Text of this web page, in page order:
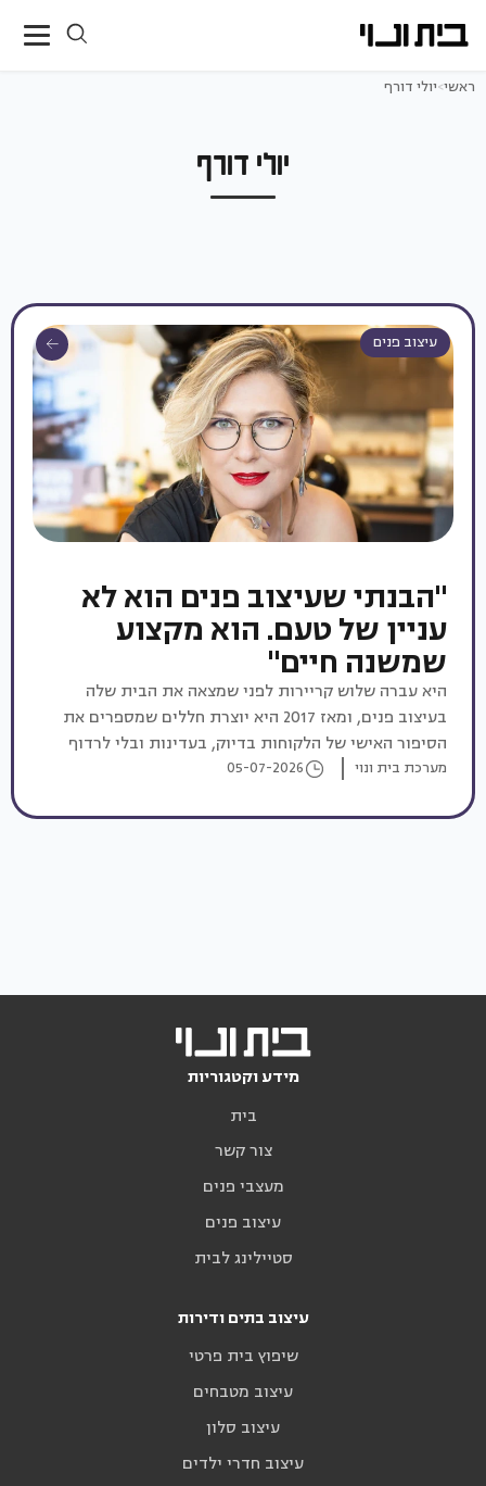
ראשי>יולי דורף
יולי דורף
עיצוב פנים
"הבנתי שעיצוב פנים הוא לא
עניין של טעם. הוא מקצוע
שמשנה חיים"
היא עברה שלוש קריירות לפני שמצאה את הבית שלה
בעיצוב פנים, ומאז 2017 היא יוצרת חללים שמספרים את
הסיפור האישי של הלקוחות בדיוק, בעדינות ובלי לרדוף
אחרי טרנדים. ספוט עם מעצבת, והפעם: יולי דורף
מערכת בית ונוי 05-07-2026
מידע וקטגוריות
בית
צור קשר
מעצבי פנים
עיצוב פנים
סטיילינג לבית
עיצוב בתים ודירות
שיפוץ בית פרטי
עיצוב מטבחים
עיצוב סלון
עיצוב חדרי ילדים